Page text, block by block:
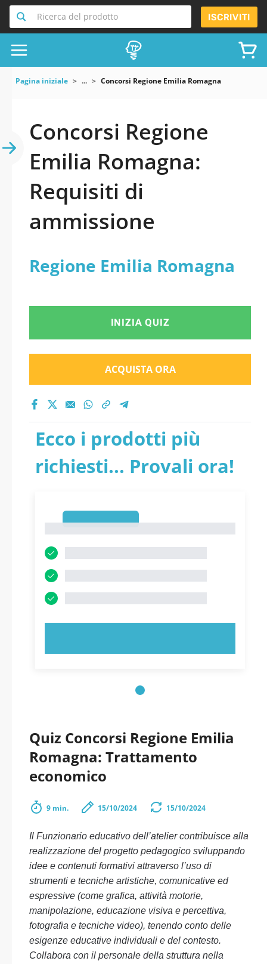
Ricerca del prodotto ISCRIVITI
Pagina iniziale ... Concorsi Regione Emilia Romagna
Concorsi Regione
Emilia Romagna:
Requisiti di
ammissione
Regione Emilia Romagna
INIZIA QUIZ
ACQUISTA ORA
Ecco i prodotti più
richiesti... Provali ora!
Quiz Concorsi Regione Emilia
Romagna: Trattamento
economico
9 min. 15/10/2024 15/10/2024
Il Funzionario educativo dell’atelier contribuisce alla
realizzazione del progetto pedagogico sviluppando
idee e contenuti formativi attraverso l’uso di
strumenti e tecniche artistiche, comunicative ed
espressive (come grafica, attività motorie,
manipolazione, educazione visiva e percettiva,
fotografia e tecniche video), tenendo conto delle
esigenze educative individuali e del contesto.
Collabora con il personale della struttura nella